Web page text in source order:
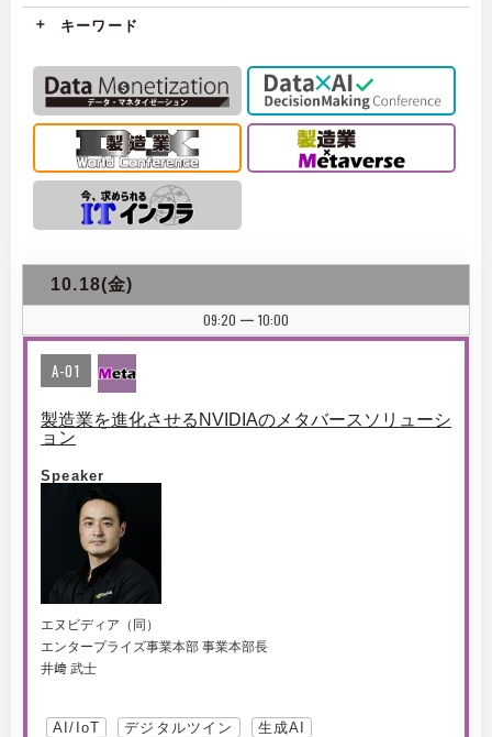
キーワード
10.18(金)
09:20
| 10:00
A-01
製造業を進化させるNVIDIAのメタバースソリューシ
ョン
Speaker
エヌビディア（同）
エンタープライズ事業本部 事業本部長
井﨑 武士
AI/IoT デジタルツイン 生成AI